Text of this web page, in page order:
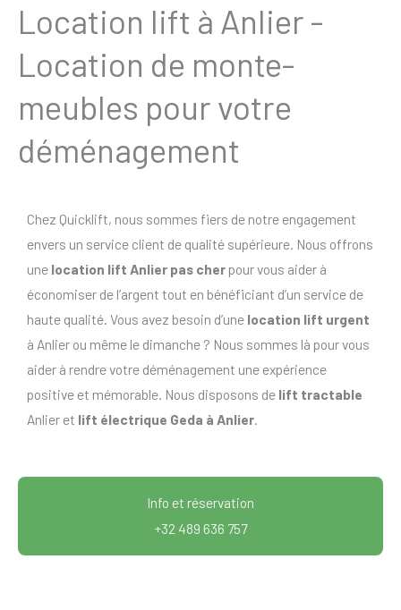
Location lift à Anlier -
Location de monte-
meubles pour votre
déménagement
Chez Quicklift, nous sommes fiers de notre engagement
envers un service client de qualité supérieure. Nous offrons
une location lift Anlier pas cher pour vous aider à
économiser de l’argent tout en bénéficiant d’un service de
haute qualité. Vous avez besoin d’une location lift urgent
à Anlier ou même le dimanche ? Nous sommes là pour vous
aider à rendre votre déménagement une expérience
positive et mémorable. Nous disposons de lift tractable
Anlier et lift électrique Geda à Anlier.
Info et réservation
+32 489 636 757